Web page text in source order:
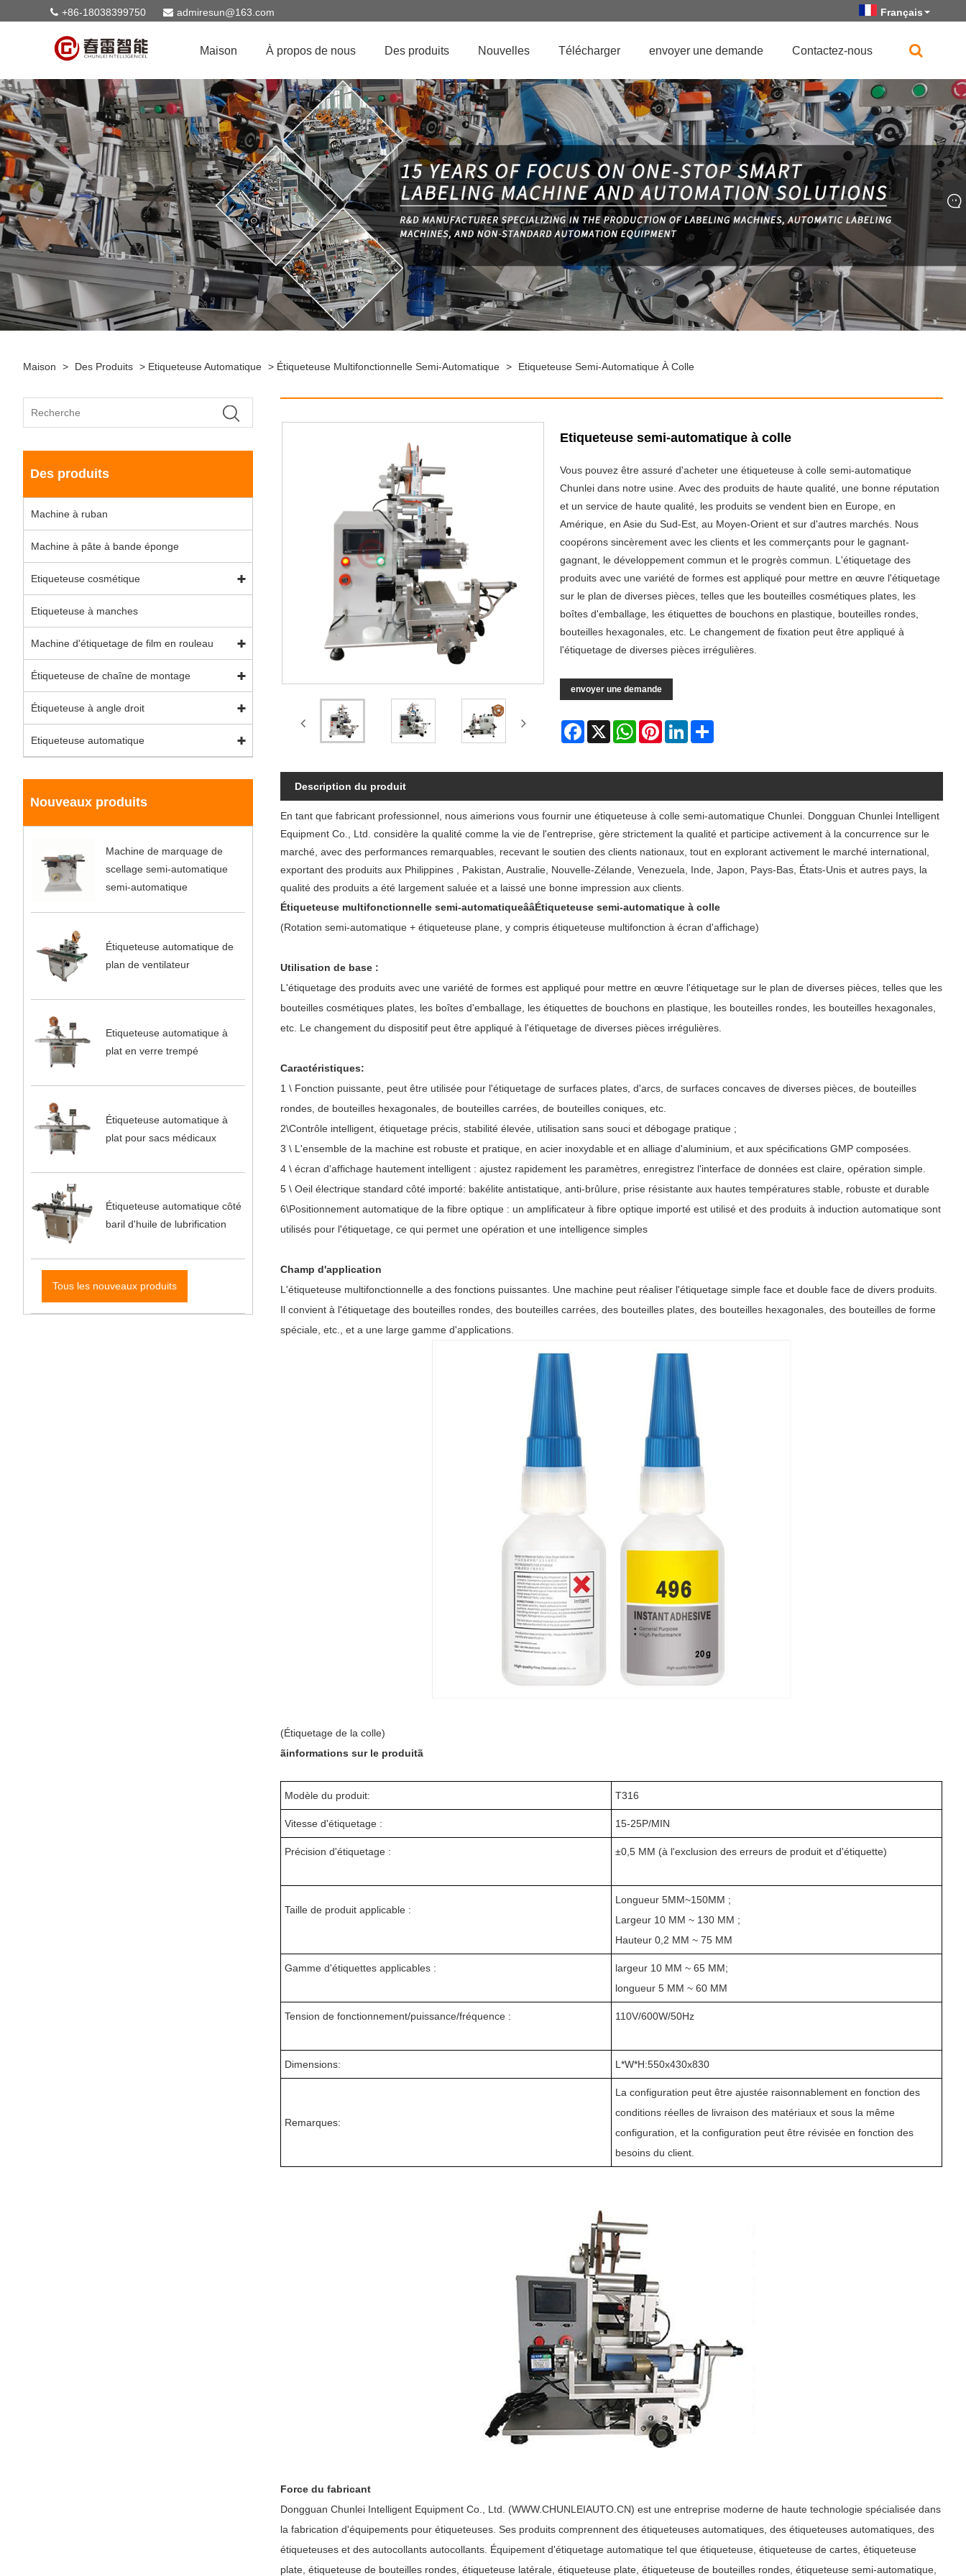
+86-18038399750 admiresun@163.com Français
Maison À propos de nous Des produits Nouvelles Télécharger envoyer une demande Contactez-nous
Maison > Des Produits > Etiqueteuse Automatique > Étiqueteuse Multifonctionnelle Semi-Automatique > Etiqueteuse Semi-Automatique À Colle
Des produits
Machine à ruban
Machine à pâte à bande éponge
Etiqueteuse cosmétique
Etiqueteuse à manches
Machine d'étiquetage de film en rouleau
Étiqueteuse de chaîne de montage
Étiqueteuse à angle droit
Etiqueteuse automatique
Nouveaux produits
Machine de marquage de
scellage semi-automatique
semi-automatique
Étiqueteuse automatique de
plan de ventilateur
Etiqueteuse automatique à
plat en verre trempé
Étiqueteuse automatique à
plat pour sacs médicaux
Étiqueteuse automatique côté
baril d'huile de lubrification
Tous les nouveaux produits
Etiqueteuse semi-automatique à colle
Vous pouvez être assuré d'acheter une étiqueteuse à colle semi-automatique
Chunlei dans notre usine. Avec des produits de haute qualité, une bonne réputation
et un service de haute qualité, les produits se vendent bien en Europe, en
Amérique, en Asie du Sud-Est, au Moyen-Orient et sur d'autres marchés. Nous
coopérons sincèrement avec les clients et les commerçants pour le gagnant-
gagnant, le développement commun et le progrès commun. L'étiquetage des
produits avec une variété de formes est appliqué pour mettre en œuvre l'étiquetage
sur le plan de diverses pièces, telles que les bouteilles cosmétiques plates, les
boîtes d'emballage, les étiquettes de bouchons en plastique, bouteilles rondes,
bouteilles hexagonales, etc. Le changement de fixation peut être appliqué à
l'étiquetage de diverses pièces irrégulières.
envoyer une demande
Facebook
X WhatsAppPinterestLinkedIn
Description du produit
En tant que fabricant professionnel, nous aimerions vous fournir une étiqueteuse à colle semi-automatique Chunlei. Dongguan Chunlei Intelligent
Equipment Co., Ltd. considère la qualité comme la vie de l'entreprise, gère strictement la qualité et participe activement à la concurrence sur le
marché, avec des performances remarquables, recevant le soutien des clients nationaux, tout en explorant activement le marché international,
exportant des produits aux Philippines , Pakistan, Australie, Nouvelle-Zélande, Venezuela, Inde, Japon, Pays-Bas, États-Unis et autres pays, la
qualité des produits a été largement saluée et a laissé une bonne impression aux clients.
Étiqueteuse multifonctionnelle semi-automatiqueââÉtiqueteuse semi-automatique à colle
(Rotation semi-automatique + étiqueteuse plane, y compris étiqueteuse multifonction à écran d'affichage)
Utilisation de base :
L'étiquetage des produits avec une variété de formes est appliqué pour mettre en œuvre l'étiquetage sur le plan de diverses pièces, telles que les
bouteilles cosmétiques plates, les boîtes d'emballage, les étiquettes de bouchons en plastique, les bouteilles rondes, les bouteilles hexagonales,
etc. Le changement du dispositif peut être appliqué à l'étiquetage de diverses pièces irrégulières.
Caractéristiques:
1 \ Fonction puissante, peut être utilisée pour l'étiquetage de surfaces plates, d'arcs, de surfaces concaves de diverses pièces, de bouteilles
rondes, de bouteilles hexagonales, de bouteilles carrées, de bouteilles coniques, etc.
2\Contrôle intelligent, étiquetage précis, stabilité élevée, utilisation sans souci et débogage pratique ;
3 \ L'ensemble de la machine est robuste et pratique, en acier inoxydable et en alliage d'aluminium, et aux spécifications GMP composées.
4 \ écran d'affichage hautement intelligent : ajustez rapidement les paramètres, enregistrez l'interface de données est claire, opération simple.
5 \ Oeil électrique standard côté importé: bakélite antistatique, anti-brûlure, prise résistante aux hautes températures stable, robuste et durable
6\Positionnement automatique de la fibre optique : un amplificateur à fibre optique importé est utilisé et des produits à induction automatique sont
utilisés pour l'étiquetage, ce qui permet une opération et une intelligence simples
Champ d'application
L'étiqueteuse multifonctionnelle a des fonctions puissantes. Une machine peut réaliser l'étiquetage simple face et double face de divers produits.
Il convient à l'étiquetage des bouteilles rondes, des bouteilles carrées, des bouteilles plates, des bouteilles hexagonales, des bouteilles de forme
spéciale, etc., et a une large gamme d'applications.
(Étiquetage de la colle)
ãinformations sur le produitã
Modèle du produit: T316
Vitesse d'étiquetage : 15-25P/MIN
Précision d'étiquetage : ±0,5 MM (à l'exclusion des erreurs de produit et d'étiquette)
Taille de produit applicable :
Longueur 5MM~150MM ;
Largeur 10 MM ~ 130 MM ;
Hauteur 0,2 MM ~ 75 MM
Gamme d'étiquettes applicables :
largeur 10 MM ~ 65 MM;
longueur 5 MM ~ 60 MM
Tension de fonctionnement/puissance/fréquence : 110V/600W/50Hz
Dimensions: L*W*H:550x430x830
Remarques:
La configuration peut être ajustée raisonnablement en fonction des
conditions réelles de livraison des matériaux et sous la même
configuration, et la configuration peut être révisée en fonction des
besoins du client.
Force du fabricant
Dongguan Chunlei Intelligent Equipment Co., Ltd. (WWW.CHUNLEIAUTO.CN) est une entreprise moderne de haute technologie spécialisée dans
la fabrication d'équipements pour étiqueteuses. Ses produits comprennent des étiqueteuses automatiques, des étiqueteuses automatiques, des
étiqueteuses et des autocollants autocollants. Équipement d'étiquetage automatique tel que étiqueteuse, étiqueteuse de cartes, étiqueteuse
plate, étiqueteuse de bouteilles rondes, étiqueteuse latérale, étiqueteuse plate, étiqueteuse de bouteilles rondes, étiqueteuse semi-automatique,